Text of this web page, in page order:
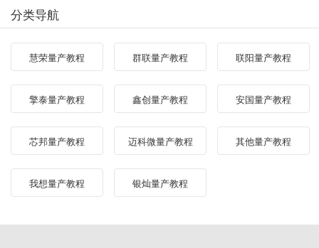
分类导航
慧荣量产教程 群联量产教程 联阳量产教程
擎泰量产教程 鑫创量产教程 安国量产教程
芯邦量产教程 迈科微量产教程 其他量产教程
我想量产教程 银灿量产教程